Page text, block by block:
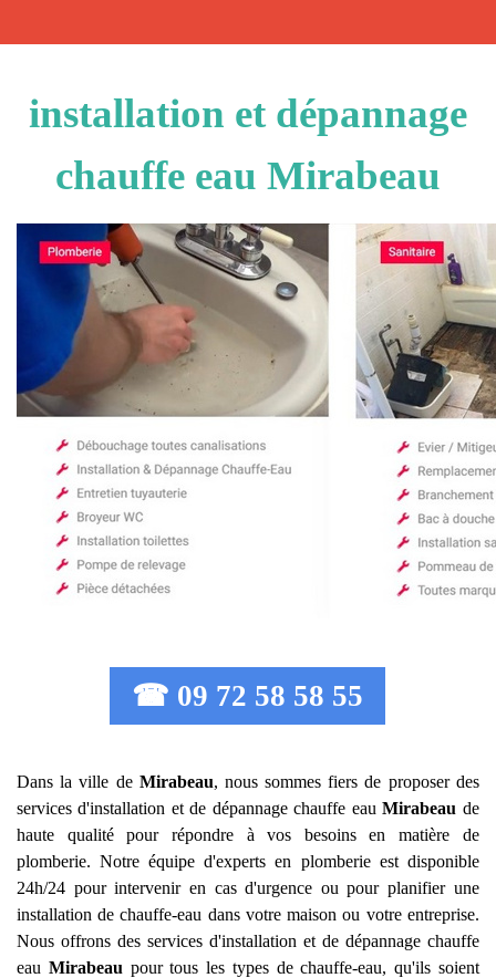
installation et dépannage
chauffe eau Mirabeau
☎ 09 72 58 58 55
Dans la ville de Mirabeau, nous sommes fiers de proposer des
services d'installation et de dépannage chauffe eauMirabeau de
haute qualité pour répondre à vos besoins en matière de
plomberie. Notre équipe d'experts en plomberie est disponible
24h/24 pour intervenir en cas d'urgence ou pour planifier une
installation de chauffe-eau dans votre maison ou votre entreprise.
Nous offrons des services d'installation et de dépannage chauffe
eau Mirabeau pour tous les types de chauffe-eau, qu'ils soient